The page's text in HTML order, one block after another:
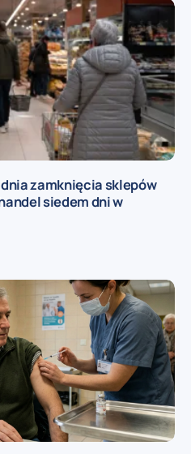
zamknięcia sklepów
siedem dni w